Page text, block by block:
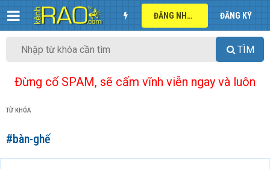
ĐĂNG NHẬP ĐĂNG KÝ
TÌM
Đừng cố SPAM, sẽ cấm vĩnh viễn ngay và luôn
TỪ KHÓA
#bàn-ghế